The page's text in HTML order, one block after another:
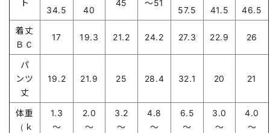
ト
34.5
40
45 ～51
57.5
41.5
46.5
着丈
ＢＣ
17 19.3 21.2 24.2 27.3 22.9 26
パ
ンツ
丈
19.2 21.9 25 28.4 32.1 20 21
体重
（ｋ
1.3
～
2.0
～
3.2
～
4.8
～
6.5
～
3.0
～
4.0
～